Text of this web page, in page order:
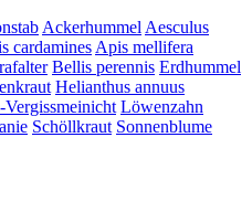
Ackerhummel Aesculus
cardamines Apis mellifera
Bellis perennis Erdhummel
Helianthus annuus
Vergissmeinicht Löwenzahn
Schöllkraut Sonnenblume